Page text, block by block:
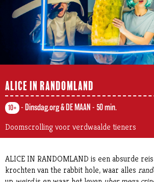
ALICE IN RANDOMLAND
10+ - Dinsdag.org & DE MAAN - 50 min.
Doomscrolling voor verdwaalde tieners
ALICE IN RANDOMLAND is een absurde
krochten van the rabbit hole, waar alles